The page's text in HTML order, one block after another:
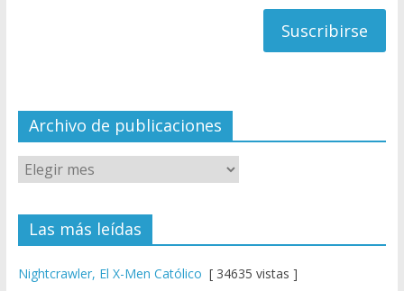
el
Archivo de publicaciones
Las más leídas
Nightcrawler, El X-Men Católico [ 34635 vistas ]